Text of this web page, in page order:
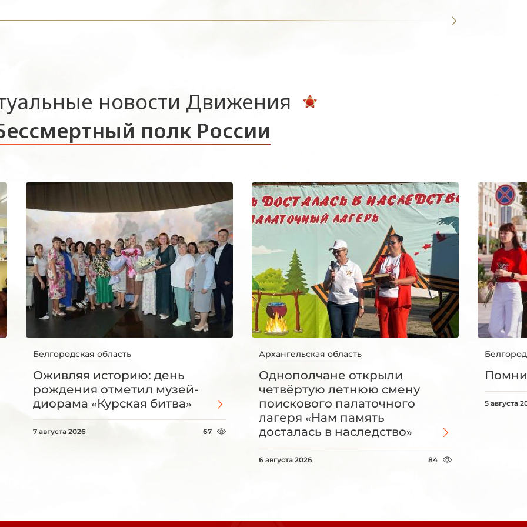
новости Движения
полк России
Белгородская область
Оживляя историю: день
рождения отметил музей-
диорама «Курская битва»
7 августа 2026 67
Архангельская область
Однополчане открыли
четвёртую летнюю смену
поискового палаточного
лагеря «Нам память
досталась в наследство»
6 августа 2026 84
5 августа